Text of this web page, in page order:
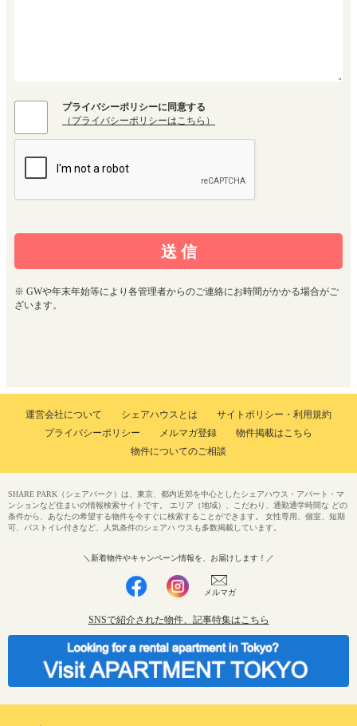
プライバシーポリシーに同意する
（プライバシーポリシーはこちら）
※ GWや年末年始等により各管理者からのご連絡にお時間がかかる場合がご
ざいます。
運営会社について シェアハウスとは
サイトポリシー・利用規約
プライバシーポリシー
メルマガ登録
物件掲載はこちら
物件についてのご相談
SHARE PARK（シェアパーク）は、東京、都内近郊を中心としたシェアハウス・アパート・マ
ンションなど住まいの情報検索サイトです。 エリア（地域）、こだわり、通勤通学時間な どの
条件から、あなたの希望する物件を今すぐに検索することができます。 女性専用、個室、短期
可、バストイレ付きなど、人気条件のシェアハ ウスも多数掲載しています。
＼新着物件やキャンペーン情報を、お届けします！／
メルマガ
SNSで紹介された物件、記事特集はこちら